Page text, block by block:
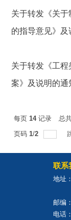
关于转发《关
的指导意见》及
关于转发《工
案》及说明的通
每页 14记录 总
页码 1/2
联系
地址
南
邮编
电话